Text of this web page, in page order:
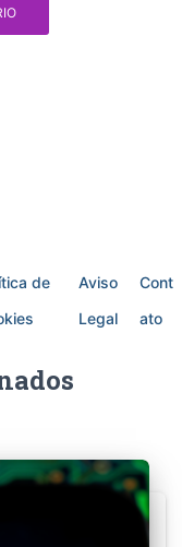
de
Aviso
Legal
Cont
ato